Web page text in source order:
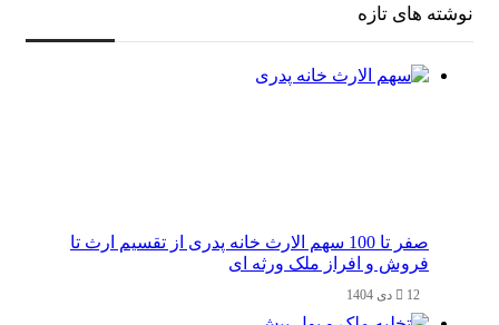
نوشته های تازه
صفر تا 100 سهم الارث خانه پدری از تقسیم ارث تا
فروش و افراز ملک ورثه ای
12 دی 1404